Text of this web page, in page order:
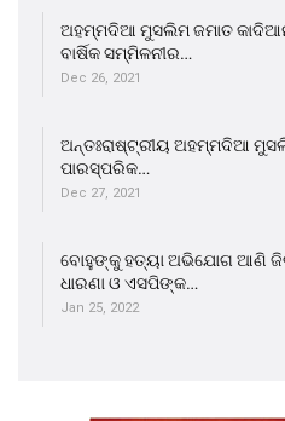
ଅହମ୍ମଦିଆ ମୁସଲିମ ଜମାତ
ବାର୍ଷିକ ସମ୍ମିଳନୀର…
Dec 26, 2021
ଅନ୍ତଃରାଷ୍ଟ୍ରୀୟ ଅହମ୍ମଦିଆ
ପାରସ୍ପରିକ…
Dec 27, 2021
ବୋହୁଙ୍କୁ ହତ୍ୟା ଅଭିଯୋଗ ଆଣି
ଧାରଣା ଓ ଏସପିଙ୍କ…
Jan 25, 2022